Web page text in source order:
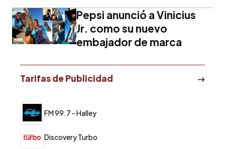
Pepsi anunció a Vinicius
Jr. como su nuevo
embajador de marca
Tarifas de Publicidad
FM 99.7 - Halley
Discovery Turbo